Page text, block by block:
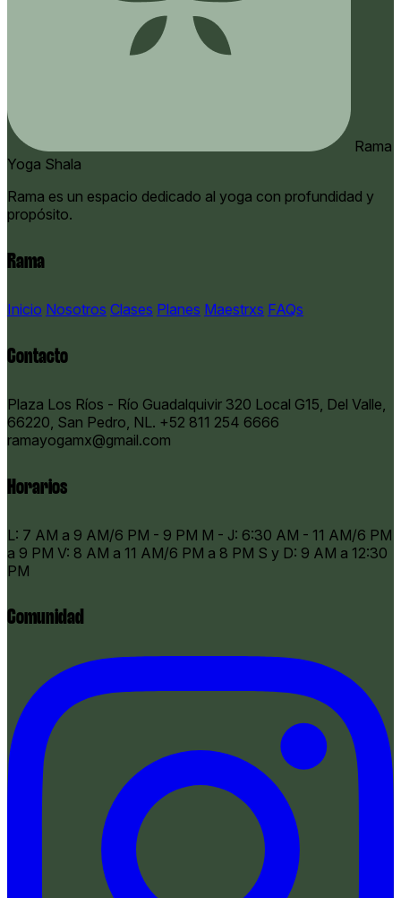
Rama
Yoga Shala
Rama es un espacio dedicado al yoga con profundidad y
propósito.
Rama
Inicio Nosotros Clases Planes Maestrxs FAQs
Contacto
Plaza Los Ríos - Río Guadalquivir 320 Local G15, Del Valle,
66220, San Pedro, NL. +52 811 254 6666
ramayogamx@gmail.com
Horarios
​L: 7 AM a 9 AM/6 PM - 9 PM M - J: 6:30 AM - 11 AM/6 PM
a 9 PM V: 8 AM a 11 AM/6 PM a 8 PM S y D: 9 AM a 12:30
PM
Comunidad